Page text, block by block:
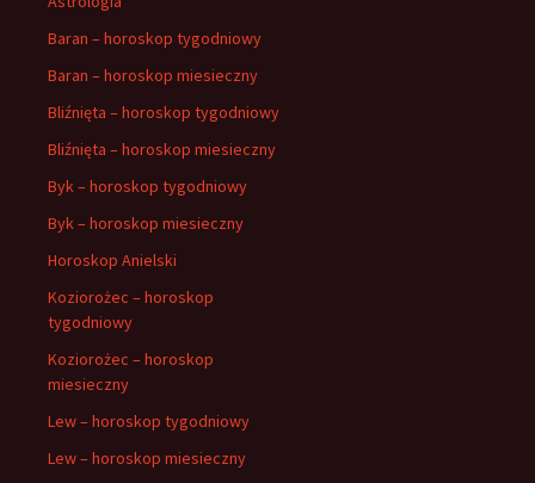
Baran – horoskop tygodniowy
Baran – horoskop miesieczny
Bliźnięta – horoskop tygodniowy
Bliźnięta – horoskop miesieczny
Byk – horoskop tygodniowy
Byk – horoskop miesieczny
Horoskop Anielski
Koziorożec – horoskop
tygodniowy
Koziorożec – horoskop
miesieczny
Lew – horoskop tygodniowy
Lew – horoskop miesieczny